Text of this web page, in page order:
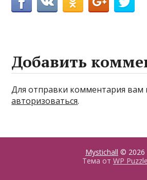
Добавить
Для отправки комментария вам
авторизоваться.
Mystichall © 2026
Тема от WP Puzzle